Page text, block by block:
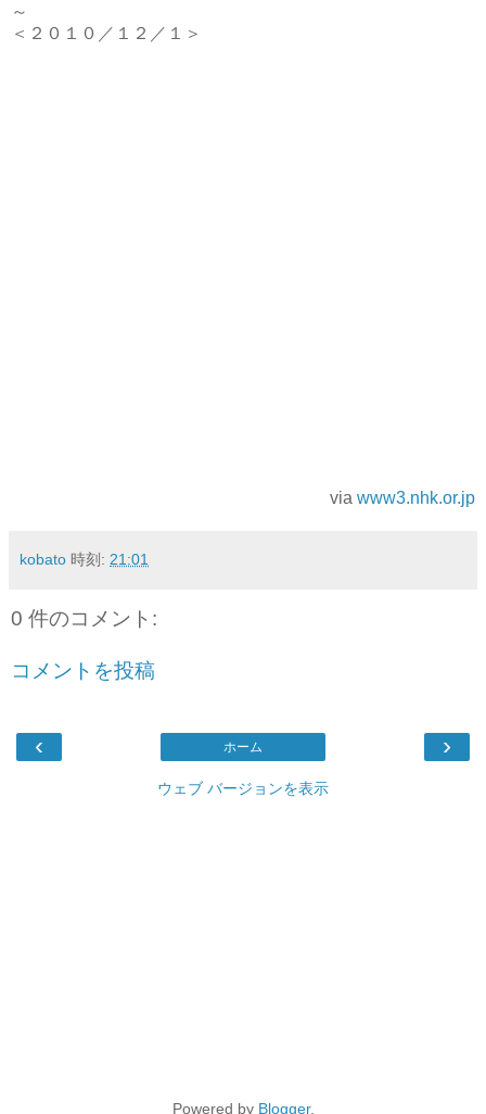
～
＜２０１０／１２／１＞
via www3.nhk.or.jp
kobato 時刻: 21:01
0 件のコメント:
コメントを投稿
‹ ›
ホーム
ウェブ バージョンを表示
Powered by Blogger.